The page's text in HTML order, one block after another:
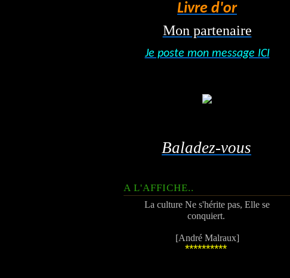
Livre d'or
Mon partenaire
Je poste mon message ICI
Baladez-vous
A L'AFFICHE..
La culture Ne s'hérite pas, Elle se
conquiert.
[André Malraux]
**********